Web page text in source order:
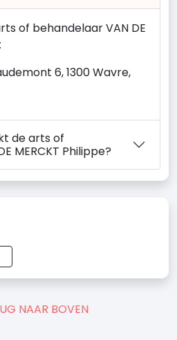
of behandelaar VAN DE
6, 1300 Wavre,
de arts of
MERCKT Philippe?
NAAR BOVEN